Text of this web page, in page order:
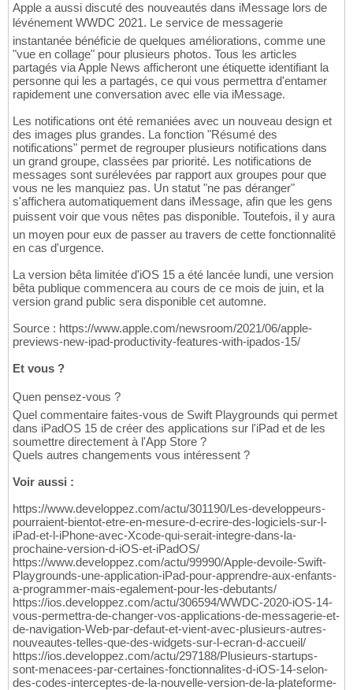
Apple a aussi discuté des nouveautés dans iMessage lors de
lévénement WWDC 2021. Le service de messagerie
instantanée bénéficie de quelques améliorations, comme une
"vue en collage" pour plusieurs photos. Tous les articles
partagés via Apple News afficheront une étiquette identifiant la
personne qui les a partagés, ce qui vous permettra d'entamer
rapidement une conversation avec elle via iMessage.
Les notifications ont été remaniées avec un nouveau design et
des images plus grandes. La fonction "Résumé des
notifications" permet de regrouper plusieurs notifications dans
un grand groupe, classées par priorité. Les notifications de
messages sont surélevées par rapport aux groupes pour que
vous ne les manquiez pas. Un statut "ne pas déranger"
s'affichera automatiquement dans iMessage, afin que les gens
puissent voir que vous nêtes pas disponible. Toutefois, il y aura
un moyen pour eux de passer au travers de cette fonctionnalité
en cas d'urgence.
La version bêta limitée d'iOS 15 a été lancée lundi, une version
bêta publique commencera au cours de ce mois de juin, et la
version grand public sera disponible cet automne.
Source : https://www.apple.com/newsroom/2021/06/apple-
previews-new-ipad-productivity-features-with-ipados-15/
Et vous ?
Quen pensez-vous ?
Quel commentaire faites-vous de Swift Playgrounds qui permet
dans iPadOS 15 de créer des applications sur l'iPad et de les
soumettre directement à l'App Store ?
Quels autres changements vous intéressent ?
Voir aussi :
https://www.developpez.com/actu/301190/Les-developpeurs-
pourraient-bientot-etre-en-mesure-d-ecrire-des-logiciels-sur-l-
iPad-et-l-iPhone-avec-Xcode-qui-serait-integre-dans-la-
prochaine-version-d-iOS-et-iPadOS/
https://www.developpez.com/actu/99990/Apple-devoile-Swift-
Playgrounds-une-application-iPad-pour-apprendre-aux-enfants-
a-programmer-mais-egalement-pour-les-debutants/
https://ios.developpez.com/actu/306594/WWDC-2020-iOS-14-
vous-permettra-de-changer-vos-applications-de-messagerie-et-
de-navigation-Web-par-defaut-et-vient-avec-plusieurs-autres-
nouveautes-telles-que-des-widgets-sur-l-ecran-d-accueil/
https://ios.developpez.com/actu/297188/Plusieurs-startups-
sont-menacees-par-certaines-fonctionnalites-d-iOS-14-selon-
des-codes-interceptes-de-la-nouvelle-version-de-la-plateforme-